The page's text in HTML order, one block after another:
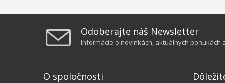
Odoberajte náš Newsletter
Informácie o novinkách, aktuálnych ponukách
O spoločnosti